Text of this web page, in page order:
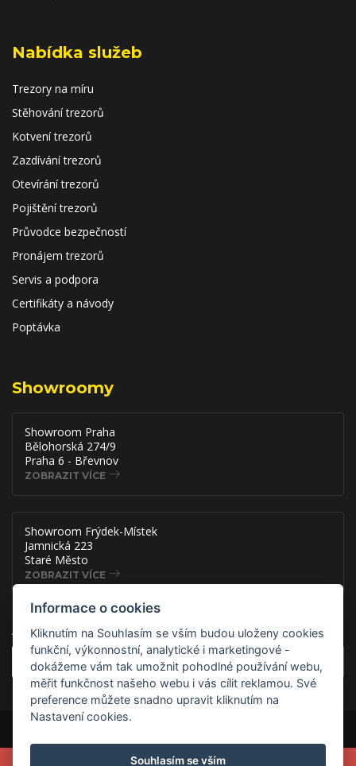
Nabídka služeb
Trezory na míru
Stěhování trezorů
Kotvení trezorů
Zazdívání trezorů
Otevírání trezorů
Pojištění trezorů
Průvodce bezpečností
Pronájem trezorů
Servis a podpora
Certifikáty a návody
Poptávka
Showroomy
Showroom Praha
Bělohorská 274/9
Praha 6 - Břevnov
ZOBRAZIT VÍCE
Showroom Frýdek-Místek
Jamnická 223
Staré Město
ZOBRAZIT VÍCE
Akce, slevy a novinky přímo na
OK
VYUŽIJTE MIMOŘÁDNOU AKCI A ZADEJTE V KOŠÍKU NA
Informace o cookies
Kliknutím na Souhlasím se vším budou uloženy cookies
funkční, výkonnostní, analytické i marketingové -
dokážeme vám tak umožnit pohodlné používání webu,
měřit funkčnost našeho webu i vás cílit reklamou. Své
preference můžete snadno upravit kliknutím na
Nastavení cookies.
Souhlasím se vším